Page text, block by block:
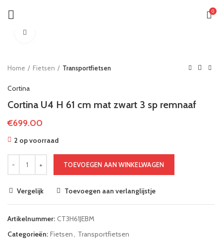
0
Home Fietsen Transportfietsen
Cortina
Cortina U4 H 61 cm mat zwart 3 sp remnaaf
€699.00
2 op voorraad
TOEVOEGEN AAN WINKELWAGEN
Vergelijk Toevoegen aan verlanglijstje
Artikelnummer: CT3H61JEBM
Categorieën: Fietsen, Transportfietsen